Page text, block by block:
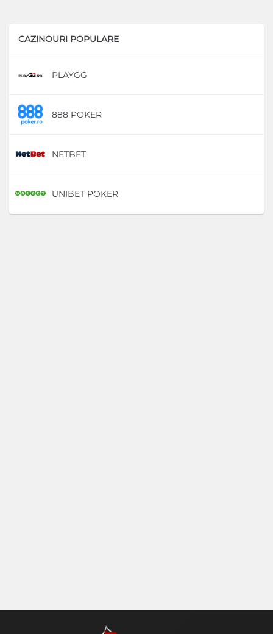
CAZINOURI POPULARE
PLAYGG
888 POKER
NETBET
UNIBET POKER